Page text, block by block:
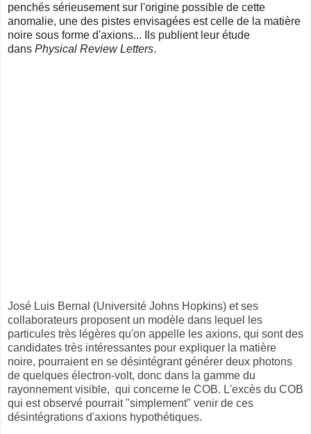
penchés sérieusement sur l'origine possible de cette
anomalie, une des pistes envisagées est celle de la matière
noire sous forme d'axions... Ils publient leur étude
dans Physical Review Letters.
José Luis Bernal (Université Johns Hopkins) et ses
collaborateurs proposent un modèle dans lequel les
particules très légères qu'on appelle les axions, qui sont des
candidates très intéressantes pour expliquer la matière
noire, pourraient en se désintégrant générer deux photons
de quelques électron-volt, donc dans la gamme du
rayonnement visible, qui concerne le COB. L'excès du COB
qui est observé pourrait "simplement" venir de ces
désintégrations d'axions hypothétiques.